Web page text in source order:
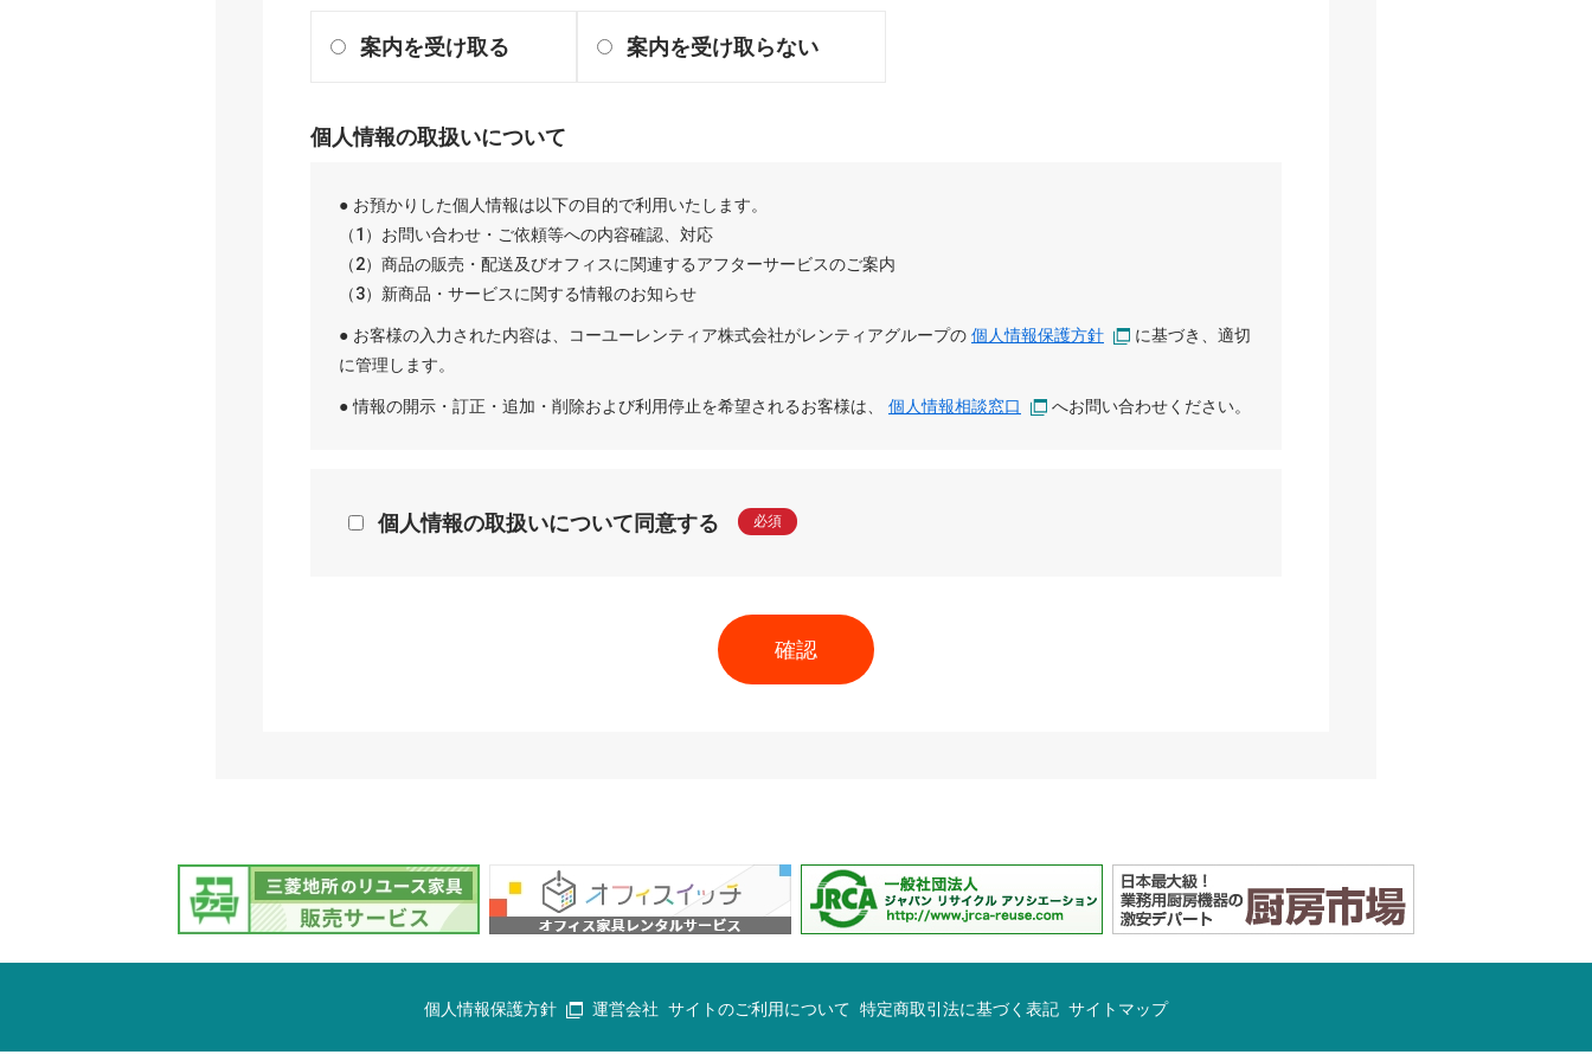
案内を受け取る 案内を受け取らない
個人情報の取扱いについて
● お預かりした個人情報は以下の目的で利用いたします。
（1）お問い合わせ・ご依頼等への内容確認、対応
（2）商品の販売・配送及びオフィスに関連するアフターサービスのご案内
（3）新商品・サービスに関する情報のお知らせ
● お客様の入力された内容は、 コーユーレンティア株式会社がレンティアグループの 個人情報保護方針
に基づき、適切
に管理します。
● 情報の開示・訂正・追加・削除および利用停止を希望されるお客様は、 個人情報相談窓口 へお問い合わせください。
個人情報の取扱いについて同意する 必須
個人情報保護方針 運営会社 サイトのご利用について 特定商取引法に基づく表記 サイトマップ